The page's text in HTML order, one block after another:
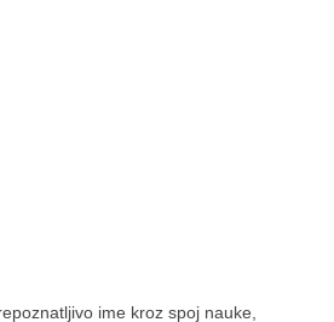
ime kroz spoj nauke,